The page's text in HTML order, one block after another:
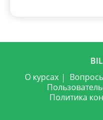
О курсах
Политика